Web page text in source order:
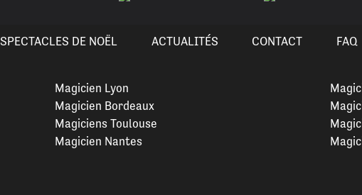
SPECTACLES DE NOËL ACTUALITÉS CONTACT FAQ
Magicien Lyon
Magicien Bordeaux
Magiciens Toulouse
Magicien Nantes